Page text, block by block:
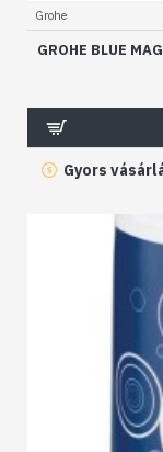
Grohe
GROHE BLUE
Gyors